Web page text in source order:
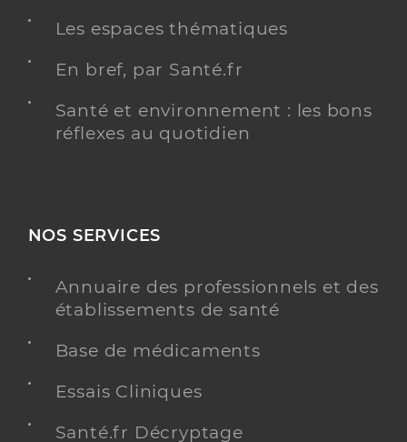
Les espaces thématiques
En bref, par Santé.fr
Santé et environnement : les bons
réflexes au quotidien
NOS SERVICES
Annuaire des professionnels et des
établissements de santé
Base de médicaments
Essais Cliniques
Santé.fr Décryptage